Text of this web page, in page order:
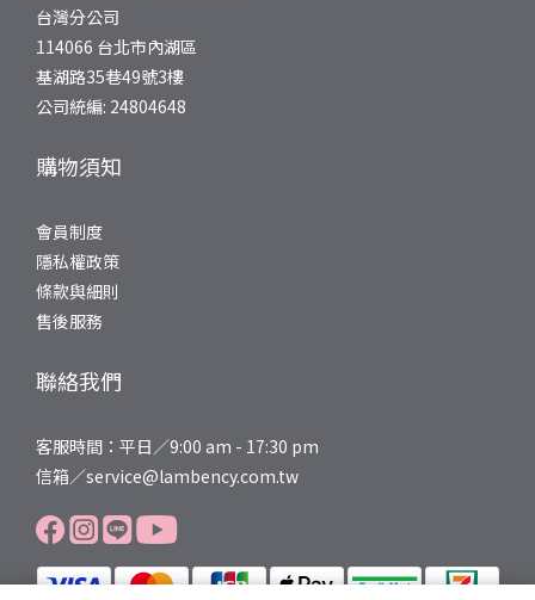
台灣分公司
114066 台北市內湖區
基湖路35巷49號3樓
公司統編: 24804648
購物須知
會員制度
隱私權政策
條款與細則
售後服務
聯絡我們
客服時間：平日／9:00 am - 17:30 pm
信箱／service@lambency.com.tw